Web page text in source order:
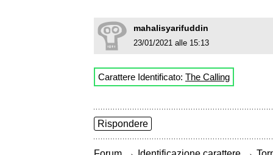
mahalisyarifuddin
23/01/2021 alle 15:13
Carattere Identificato: The Calling
Rispondere